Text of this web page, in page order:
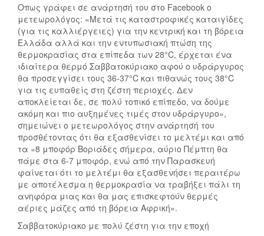
Οπως γράφει σε ανάρτησή του στο Facebook ο
μετεωρολόγος: «Μετά τις καταστροφικές καταιγίδες
(για τις καλλιέργειες) για την κεντρική και τη βόρεια
Ελλάδα αλλά και την εντυπωσιακή πτώση της
θερμοκρασίας στα επίπεδα των 28°C, έρχεται ένα
ιδιαίτερα θερμό Σαββατοκύριακο αφού ο υδράργυρος
θα προσεγγίσει τους 36-37°C και πιθανώς τους 38°C
για τις ευπαθείς στη ζέστη περιοχές. Δεν
αποκλείεται δε, σε πολύ τοπικό επίπεδο, να δούμε
ακόμη και πιο αυξημένες τιμές στον υδράργυρο»,
σημειώνει ο μετεωρολόγος στην ανάρτησή του
προσθέτοντας ότι θα εξασθενίσει το μελτέμι και από
τα «8 μποφόρ Βοριάδες σήμερα, αύριο Πέμπτη θα
πάμε στα 6-7 μποφόρ, ενώ από την Παρασκευή
φαίνεται ότι το μελτέμι θα εξασθενήσει περαιτέρω
με αποτέλεσμα η θερμοκρασία να τραβήξει πάλι τη
ανηφόρα μιας και θα μας επισκεφτούν θερμές
αέριες μάζες από τη βόρεια Αφρική».
Σαββατοκύριακο με πολύ ζέστη για την εποχή